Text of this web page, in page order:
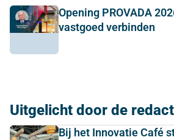
Opening PROVADA
vastgoed verbinden
Uitgelicht door de
Bij het Innovatie Café